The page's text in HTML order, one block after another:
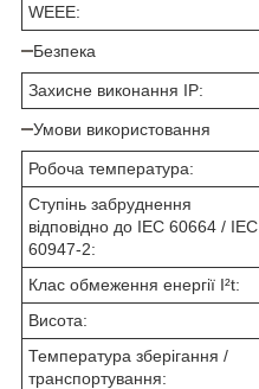
WEEE:
Безпека
Захисне виконання ІР:
Умови використовання
Робоча температура:
Ступінь забруднення
відповідно до IEC 60664 / IEC
60947-2:
Клас обмеження енергії I²t:
Висота:
Температура зберігання /
транспортування: